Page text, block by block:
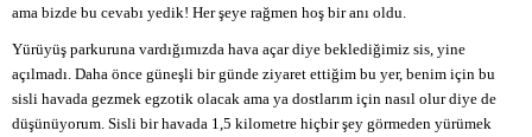
ama bizde bu cevabı yedik! Her şeye rağmen hoş bir anı oldu.
Yürüyüş parkuruna vardığımızda hava açar diye beklediğimiz sis, yine
açılmadı. Daha önce güneşli bir günde ziyaret ettiğim bu yer, benim için bu
sisli havada gezmek egzotik olacak ama ya dostlarım için nasıl olur diye de
düşünüyorum. Sisli bir havada 1,5 kilometre hiçbir şey görmeden yürümek